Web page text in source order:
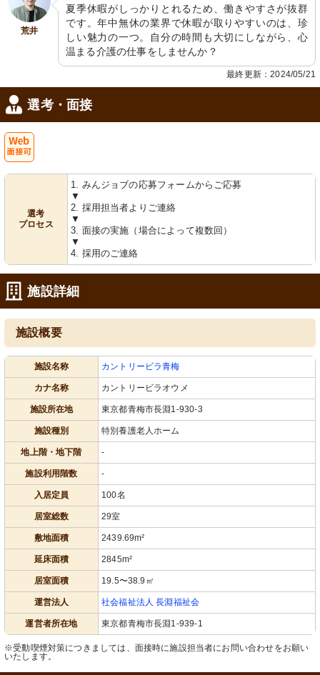
自然光が差し込む明るい環境で、機能
取り組めます。
浴室
窓から自然光が差し込む広々としたバ
スルームです。設備が整っていて快適
に利用できます。
居室
自然光が差し込む明るい居室です。清
潔感があり、落ち着いた環境でお仕事
荒井
夏季休暇がしっかりとれるため、働きやすさが抜群
です。年中無休の業界で休暇が取りやすいのは、珍
しい魅力の一つ。自分の時間も大切にしながら、心
温まる介護の仕事をしませんか？
最終更新：2024/05/21
選考・面接
選考
プロセス
1. みんジョブの応募フォームからご応募
▼
2. 採用担当者よりご連絡
▼
3. 面接の実施（場合によって複数回）
▼
4. 採用のご連絡
施設詳細
施設概要
施設名称 カントリービラ青梅
カナ名称 カントリービラオウメ
施設所在地 東京都青梅市長淵1-930-3
施設種別 特別養護老人ホーム
地上階・地下階 -
施設利用階数 -
入居定員 100名
居室総数 29室
敷地面積 2439.69m²
延床面積 2845m²
居室面積 19.5〜38.9㎡
運営法人 社会福祉法人 長淵福祉会
運営者所在地 東京都青梅市長淵1-939-1
※受動喫煙対策につきましては、面接時に施設担当者にお問い合わせをお願い
いたします。